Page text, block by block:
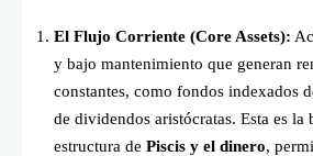
El Flujo Corriente (Core Assets):
y bajo mantenimiento que generan
constantes, como fondos indexados
de dividendos aristócratas. Esta es la
estructura de Piscis y el dinero,